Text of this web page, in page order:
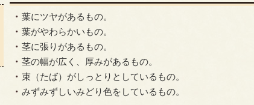
葉にツヤがあるもの。
葉がやわらかいもの。
茎に張りがあるもの。
茎の幅が広く、厚みがあるもの。
束（たば）がしっとりとしているもの。
みずみずしいみどり色をしているもの。